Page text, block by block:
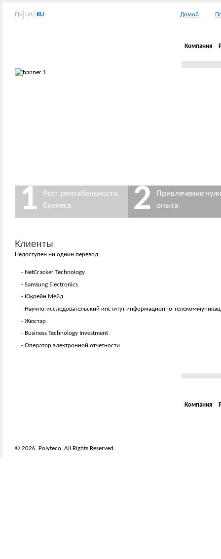
EN UA RU Домой
Компания
1
Рост рентабельности
бизнеса
2
Привлечение
опыта
Клиенты
Недоступен ни однин перевод.
- NetCracker Technology
- Samsung Electronics
- Юкрейн Мейд
- Научно-исследовательский институт информационно-
- Жюстар
- Business Technology Investment
- Оператор электронной отчетности
Компания
© 2026. Polyteco. All Rights Reserved.